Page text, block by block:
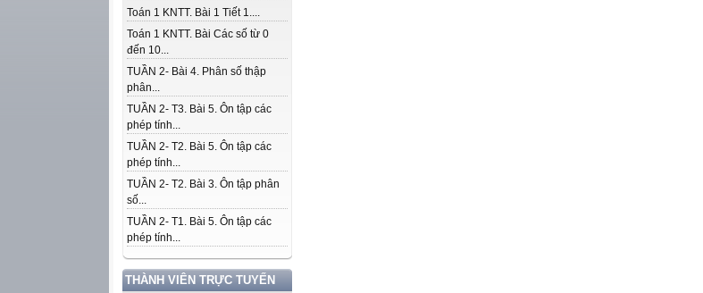
Toán 1 KNTT. Bài 1 Tiết 1....
Toán 1 KNTT. Bài Các số từ 0
đến 10...
TUẦN 2- Bài 4. Phân số thập
phân...
TUẦN 2- T3. Bài 5. Ôn tập các
phép tính...
TUẦN 2- T2. Bài 5. Ôn tập các
phép tính...
TUẦN 2- T2. Bài 3. Ôn tập phân
số...
TUẦN 2- T1. Bài 5. Ôn tập các
phép tính...
THÀNH VIÊN TRỰC TUYẾN